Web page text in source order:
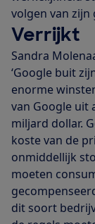
volgen van zijn
Verrijkt
Sandra
‘Google buit
enorme
van Google uit
miljard dollar.
koste van de
onmiddellijk
moeten
dit soort